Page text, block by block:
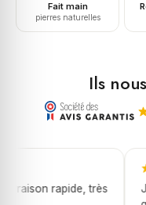
turquoise
Fait main
pierres naturelles
Ils
rapide, très